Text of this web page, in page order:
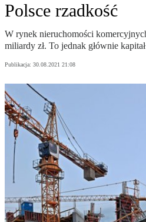
Polsce rzadkość
W rynek nieruchomości
miliardy zł. To jednak głównie
Publikacja: 30.08.2021 21:08